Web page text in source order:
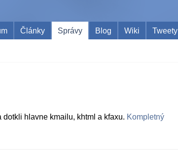
Články Správy Blog Wiki Tweety
hlavne kmailu, khtml a kfaxu. Kompletný